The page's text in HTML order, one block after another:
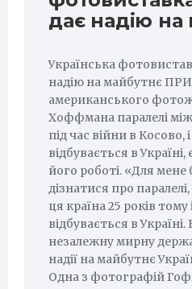
дає надію на
Українська
надію на майбутнє
американського
Хоффмана паралелі
під час війни в Косово,
відбувається в
його роботі. «Для
дізнатися про
ця країна 25 років тому
відбувається в
незалежну мирну
надії на майбутнє
Одна з фотографій